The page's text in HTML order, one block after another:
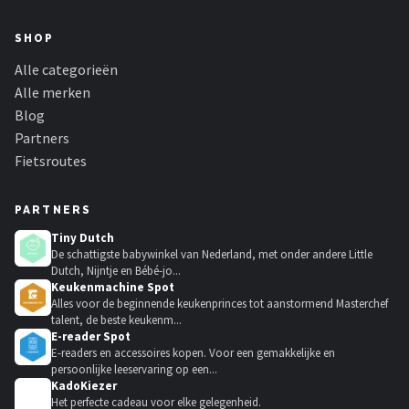
SHOP
Alle categorieën
Alle merken
Blog
Partners
Fietsroutes
PARTNERS
Tiny Dutch
De schattigste babywinkel van Nederland, met onder andere Little
Dutch, Nijntje en Bébé-jo...
Keukenmachine Spot
Alles voor de beginnende keukenprinces tot aanstormend Masterchef
talent, de beste keukenm...
E-reader Spot
E-readers en accessoires kopen. Voor een gemakkelijke en
persoonlijke leeservaring op een...
KadoKiezer
Het perfecte cadeau voor elke gelegenheid.